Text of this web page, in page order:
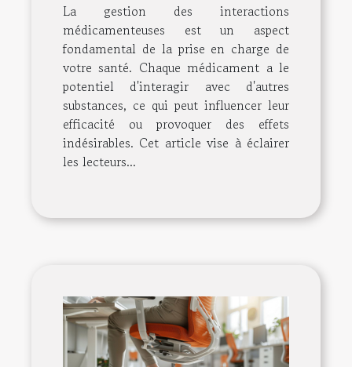
La gestion des interactions
médicamenteuses est un aspect
fondamental de la prise en charge de
votre santé. Chaque médicament a le
potentiel d'interagir avec d'autres
substances, ce qui peut influencer leur
efficacité ou provoquer des effets
indésirables. Cet article vise à éclairer
les lecteurs...